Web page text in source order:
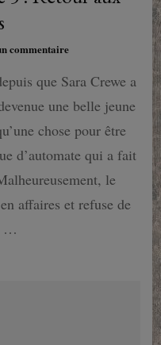
commentairesur
Sara
5
:
Retour
aux
que Sara Crewe a
une belle jeune
chose pour être
d’automate qui a fait
le
affaires et refuse de
…